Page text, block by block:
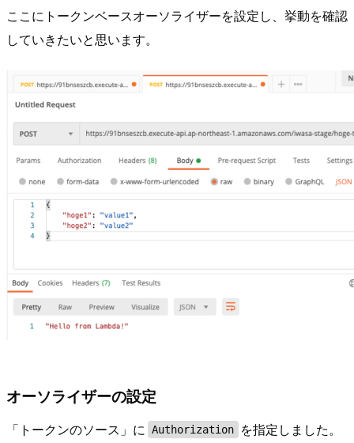
ここにトークンベースオーソライザーを設定し、挙動を確認
していきたいと思います。
オーソライザーの設定
「トークンのソース」に Authorization
を指定しました。